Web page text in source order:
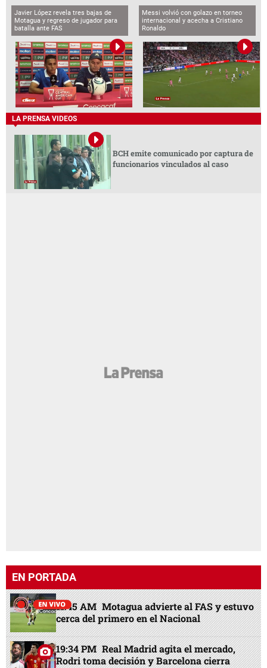
Javier López revela tres bajas de
Motagua y regreso de jugador para
batalla ante FAS
Messi volvió con golazo en torneo
internacional y acecha a Cristiano
Ronaldo
LA PRENSA VIDEOS
BCH emite comunicado por captura de
funcionarios vinculados al caso
EN PORTADA
11:45 AM Motagua advierte al FAS y estuvo
cerca del primero en el Nacional
19:34 PM Real Madrid agita el mercado,
Rodri toma decisión y Barcelona cierra